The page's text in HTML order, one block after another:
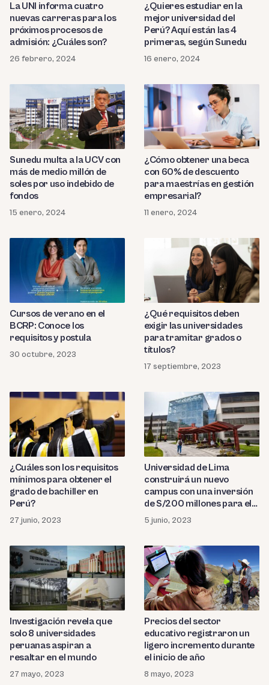
La UNI informa cuatro
nuevas carreras para los
próximos procesos de
admisión: ¿Cuáles son?
26 febrero, 2024
¿Quieres estudiar en la
mejor universidad del
Perú? Aquí están las 4
primeras, según Sunedu
16 enero, 2024
Sunedu multa a la UCV con
más de medio millón de
soles por uso indebido de
fondos
15 enero, 2024
¿Cómo obtener una beca
con 60% de descuento
para maestrías en gestión
empresarial?
11 enero, 2024
Cursos de verano en el
BCRP: Conoce los
requisitos y postula
30 octubre, 2023
¿Qué requisitos deben
exigir las universidades
para tramitar grados o
títulos?
17 septiembre, 2023
¿Cuáles son los requisitos
mínimos para obtener el
grado de bachiller en
Perú?
27 junio, 2023
Universidad de Lima
construirá un nuevo
campus con una inversión
de S/200 millones para el
2026
5 junio, 2023
Investigación revela que
solo 8 universidades
peruanas aspiran a
resaltar en el mundo
27 mayo, 2023
Precios del sector
educativo registraron un
ligero incremento durante
el inicio de año
8 mayo, 2023